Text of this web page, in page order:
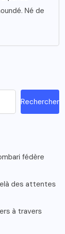
Né de
Rechercher
fédère
des attentes
à travers